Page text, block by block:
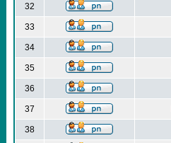
32
33
34
35
36
37
38